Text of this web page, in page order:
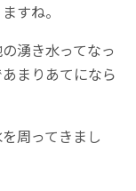
すね。
湧き水ってなっ
まりあてになら
周ってきまし